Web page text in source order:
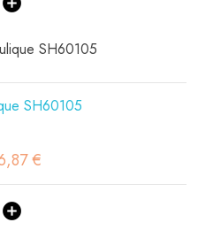
SH60105
€